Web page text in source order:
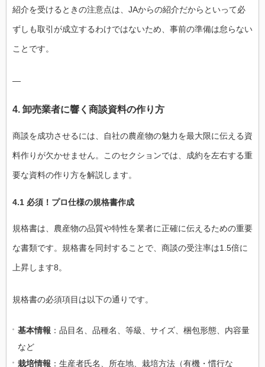
紹介を受けるときの注意点は、JAからの紹介だからといって必
ずしも取引が成立するわけではないため、事前の準備は怠らない
ことです。
—
4. 卸売業者に響く商談資料の作り方
商談を成功させるには、自社の農産物の魅力を最大限に伝える資
料作りが欠かせません。このセクションでは、成約を左右する重
要な資料の作り方を解説します。
4.1 必須！プロ仕様の規格書作成
規格書は、農産物の品質や特性を業者に正確に伝えるための重要
な書類です。規格書を同封することで、商談の受注率は1.5倍に
上昇します8。
規格書の必須項目は以下の通りです。
基本情報 ：品目名、品種名、等級、サイズ、梱包形態、内容量
など
栽培情報 ：生産者氏名、所在地、栽培方法（有機・慣行な